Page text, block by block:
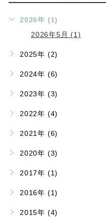
2026年 (1)
2026年5月 (1)
2025年 (2)
2024年 (6)
2023年 (3)
2022年 (4)
2021年 (6)
2020年 (3)
2017年 (1)
2016年 (1)
2015年 (4)